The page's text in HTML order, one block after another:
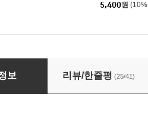
5,400원
6
보 리뷰/한줄평 (25/41)